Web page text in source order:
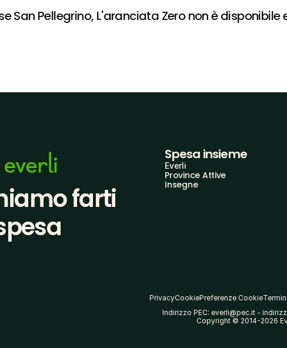
San Pellegrino, L'aranciata Zero non è
farti
Spesa insieme
Everli
Province Attive
Insegne
PrivacyCookiePreferenze Cookie
Indirizzo PEC: everli@pec.it -
Copyright © 2014-2026